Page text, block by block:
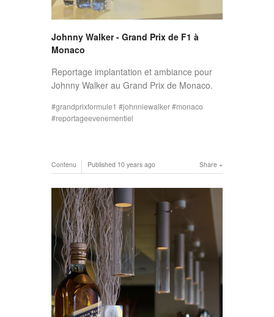
Johnny Walker - Grand Prix de F1 à
Monaco
Reportage implantation et ambiance pour
Johnny Walker au Grand Prix de Monaco.
grandprixformule1 johnniewalker
monaco
reportageevenementiel
Share
Contenu Published 10 years ago